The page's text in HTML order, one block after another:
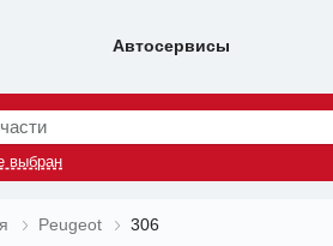
Автосервисы
выбран
Peugeot 306